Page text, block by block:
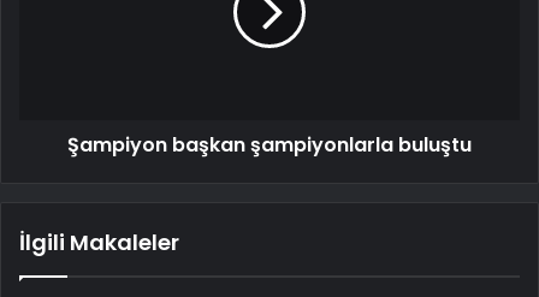
Şampiyon başkan şampiyonlarla buluştu
İlgili Makaleler